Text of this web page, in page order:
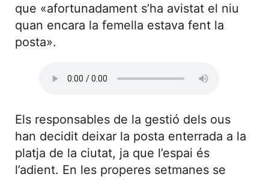
que «afortunadament s’ha avistat el niu
quan encara la femella estava fent la
posta».
Els responsables de la gestió dels ous
han decidit deixar la posta enterrada a la
platja de la ciutat, ja que l’espai és
l’adient. En les properes setmanes se